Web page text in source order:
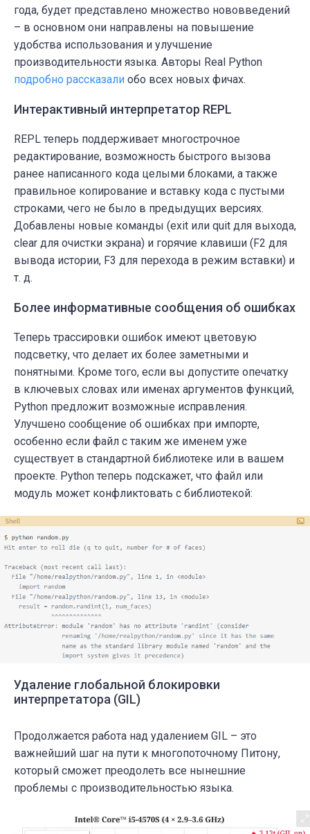
года, будет представлено множество нововведений
– в основном они направлены на повышение
удобства использования и улучшение
производительности языка. Авторы Real Python
подробно рассказали обо всех новых фичах.
Интерактивный интерпретатор REPL
REPL теперь поддерживает многострочное
редактирование, возможность быстрого вызова
ранее написанного кода целыми блоками, а также
правильное копирование и вставку кода с пустыми
строками, чего не было в предыдущих версиях.
Добавлены новые команды (exit или quit для выхода,
clear для очистки экрана) и горячие клавиши (F2 для
вывода истории, F3 для перехода в режим вставки) и
т. д.
Более информативные сообщения об ошибках
Теперь трассировки ошибок имеют цветовую
подсветку, что делает их более заметными и
понятными. Кроме того, если вы допустите опечатку
в ключевых словах или именах аргументов функций,
Python предложит возможные исправления.
Улучшено сообщение об ошибках при импорте,
особенно если файл с таким же именем уже
существует в стандартной библиотеке или в вашем
проекте. Python теперь подскажет, что файл или
модуль может конфликтовать с библиотекой:
Удаление глобальной блокировки
интерпретатора (GIL)
Продолжается работа над удалением GIL – это
важнейший шаг на пути к многопоточному Питону,
который сможет преодолеть все нынешние
проблемы с производительностью языка.